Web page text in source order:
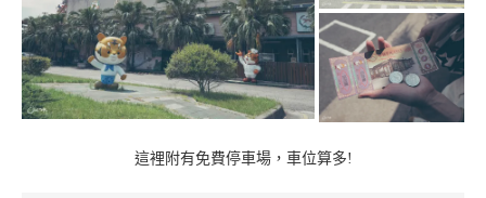
這裡附有免費停車場，車位算多!